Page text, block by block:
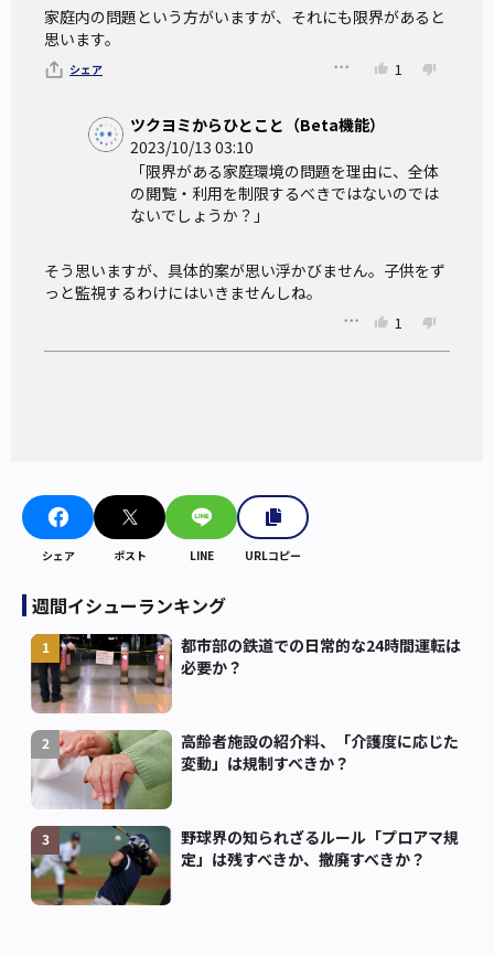
家庭内の問題という方がいますが、それにも限界があると
思います。
シェア 1
ツクヨミからひとこと（Beta機能）
2023/10/13 03:10
「限界がある家庭環境の問題を理由に、全体
の閲覧・利用を制限するべきではないのでは
ないでしょうか？」
そう思いますが、具体的案が思い浮かびません。子供をず
っと監視するわけにはいきませんしね。
1
シェア ポスト LINE URLコピー
週間イシューランキング
1
都市部の鉄道での日常的な24時間運転は
必要か？
2
高齢者施設の紹介料、「介護度に応じた
変動」は規制すべきか？
3
野球界の知られざるルール「プロアマ規
定」は残すべきか、撤廃すべきか？